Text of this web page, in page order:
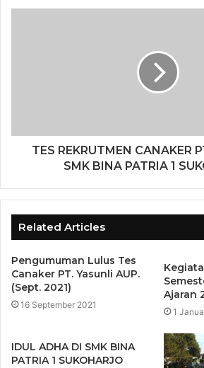
TES REKRUTMEN CANAKER
SMK BINA PATRIA 1
Related Articles
Pengumuman Lulus Tes
Canaker PT. Yasunli AUP.
(Sept. 2021)
16 September 2021
Ajaran
1
IDUL ADHA DI SMK BINA
PATRIA 1 SUKOHARJO